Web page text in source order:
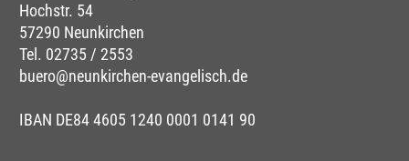
Hochstr. 54
57290 Neunkirchen
Tel. 02735 / 2553
buero@neunkirchen-evangelisch.de
IBAN DE84 4605 1240 0001 0141 90